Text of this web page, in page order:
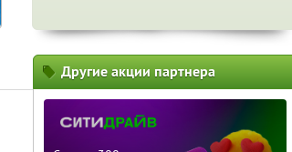
Другие акции партнера